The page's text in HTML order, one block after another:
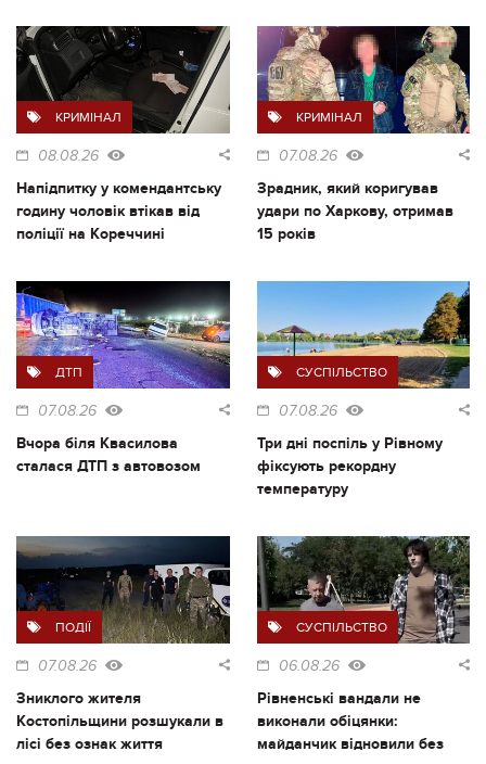
КРИМІНАЛ
08.08.26
Напідпитку у комендантську
годину чоловік втікав від
поліції на Кореччині
КРИМІНАЛ
07.08.26
Зрадник, який коригував
удари по Харкову, отримав
15 років
ДТП
07.08.26
Вчора біля Квасилова
сталася ДТП з автовозом
СУСПІЛЬСТВО
07.08.26
Три дні поспіль у Рівному
фіксують рекордну
температуру
ПОДІЇ
07.08.26
Зниклого жителя
Костопільщини розшукали в
лісі без ознак життя
СУСПІЛЬСТВО
06.08.26
Рівненські вандали не
виконали обіцянки:
майданчик відновили без